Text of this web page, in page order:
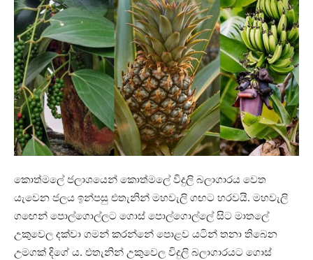
කොත්මලේ ජලාශයෙන් කොත්මලේ විදුලි බලාගාරය වෙත
යැවෙන ජලය ඉන්පසු එතැනින් මහවැලි ගඟට හරවයි. මහවැලි
ගඟෙන් පොල්ගොල්ලට ගොස් පොල්ගොල්ලේ සිට මාතලේ
උකුවෙල දක්වා ගමන් කරන්නේ පොළව යටින් තනා තිබෙන
උමගක් දිගේ ය. එතැනින් උකුවෙල විදුලි බලාගාරයට ගොස්